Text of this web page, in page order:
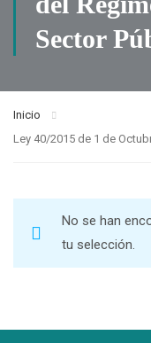
Sector
Inicio
Ley 40/2015 de 1 de
No se han
tu selección.